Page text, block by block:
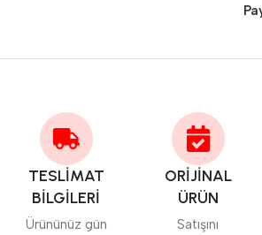
TESLİMAT
BİLGİLERİ
Ürününüz gün
ORİJİNAL
ÜRÜN
Satışını